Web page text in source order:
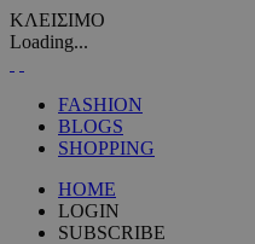
ΚΛΕΙΣΙΜΟ
Loading...
FASHION
BLOGS
SHOPPING
HOME
LOGIN
SUBSCRIBE